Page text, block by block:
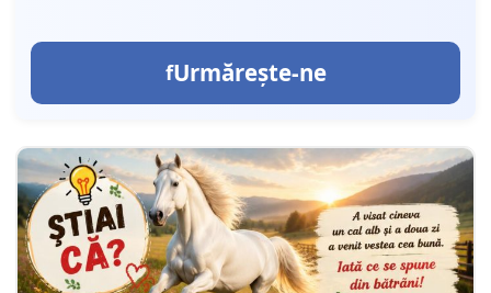
Urmărește-ne